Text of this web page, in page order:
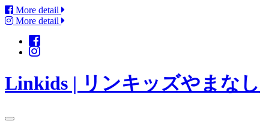
More detail
More detail
Linkids | リンキッズやまなし